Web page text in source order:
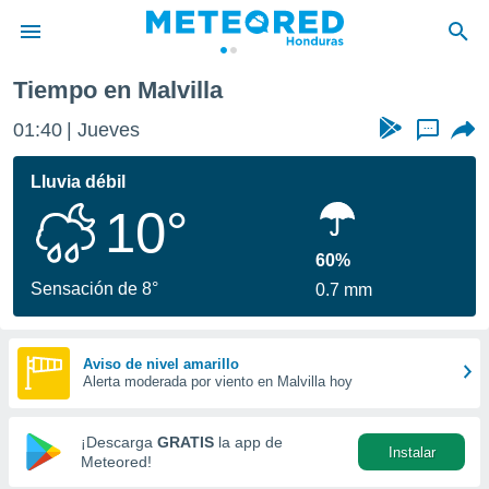
de
ha sido
para
que se
calidad.
a este
las
forma
digital
basada
Tiempo en Malvilla
01:40 Jueves ...
Lluvia débil
10°
Sensación de 8°
60%
0.7 mm
Aviso de nivel amarillo
Alerta moderada por viento en Malvilla hoy
¡Descarga GRATIS la app de
Meteored!
Instalar